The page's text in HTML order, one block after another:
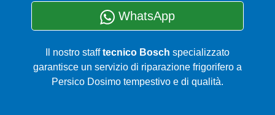
WhatsApp
Il nostro stafftecnico Bosch specializzato
garantisce un servizio di riparazione frigorifero a
Persico Dosimo tempestivo e di qualità.